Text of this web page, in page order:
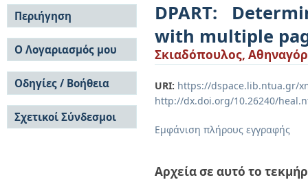
DPART:
with multiple
Σκιαδόπουλος,
URI: https://dspace.lib.ntua.gr/
http://dx.doi.org/10.26240/
Εμφάνιση πλήρους εγγραφής
Αρχεία σε αυτό το
Περιήγηση
Σε όλο το DSpace
Κοινότητες & Συλλογές
Ανά Ημερομηνία
Έκδοσης
Συγγραφείς
Τίτλοι
Θέματα
Ο Λογαριασμός μου
Σύνδεση
Εγγραφή
Οδηγίες / Βοήθεια
Οδηγίες Υποβολής
Οδηγίες Χρήσης ΙΑ
Συχνές Ερωτήσεις
Σχετικοί Σύνδεσμοι